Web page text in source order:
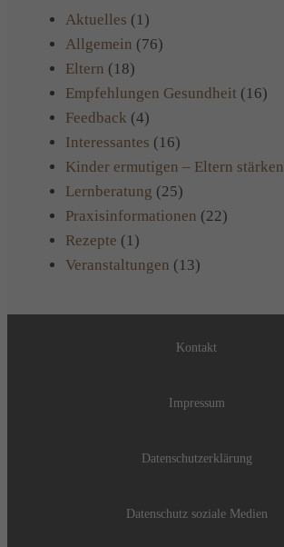
Aktuelles (1)
Allgemein (76)
Eltern (18)
Empfehlungen Gesundheit (16)
Feedback (4)
Interessantes (16)
Kinder ermutigen – Eltern stärken
Lernberatung (25)
Praxisinformationen (22)
Rezepte (1)
Veranstaltungen (13)
Kontakt
Impressum
Datenschutzerklärung
Datenschutz soziale Medien